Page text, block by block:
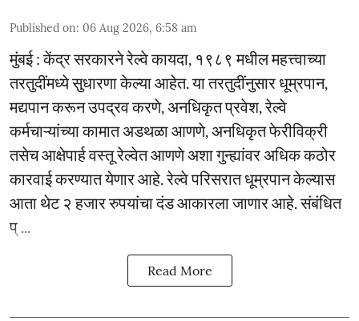
Published on: 06 Aug 2026, 6:58 am
मुंबई : केंद्र सरकारने रेल्वे कायदा, १९८९ मधील महत्त्वाच्या
तरतुदींमध्ये सुधारणा केल्या आहेत. या तरतुदींनुसार धूम्रपान,
मद्यपान करून उपद्रव करणे, अनधिकृत प्रवेश, रेल्वे
कर्मचाऱ्यांच्या कामात अडथळा आणणे, अनधिकृत फेरीविक्री
तसेच आक्षेपार्ह वस्तू रेल्वेत आणणे अशा गुन्ह्यांवर अधिक कठोर
कारवाई करण्यात येणार आहे. रेल्वे परिसरात धूम्रपान केल्यास
आता थेट २ हजार रुपयांचा दंड आकारला जाणार आहे. संबंधित
प् ...
Read More